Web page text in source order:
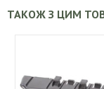
ТАКОЖ З ЦИМ